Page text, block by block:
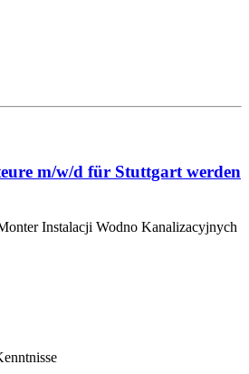
m/w/d für Stuttgart werden
Instalacji Wodno Kanalizacyjnych